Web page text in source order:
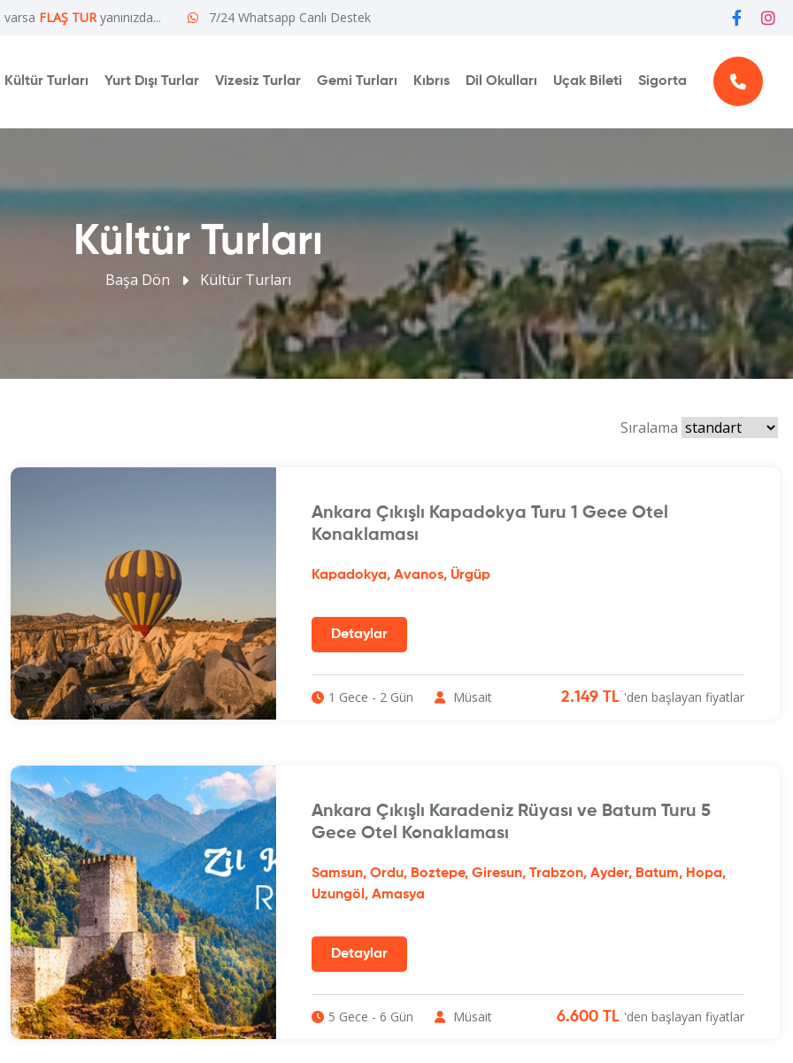
varsa FLAŞ TURyanınızda... 7/24 Whatsapp Canlı Destek
Kültür Turları Yurt Dışı Turlar Vizesiz Turlar Gemi Turları Kıbrıs Dil Okulları Uçak Bileti Sigorta
Kültür Turları
Başa Dön Kültür Turları
Sıralama
Ankara Çıkışlı Kapadokya Turu 1 Gece Otel
Konaklaması
Kapadokya, Avanos, Ürgüp
1 Gece - 2 Gün Müsait 2.149 TL 'den başlayan fiyatlar
Ankara Çıkışlı Karadeniz Rüyası ve Batum Turu 5
Gece Otel Konaklaması
Samsun, Ordu, Boztepe, Giresun, Trabzon, Ayder, Batum, Hopa,
Uzungöl, Amasya
5 Gece - 6 Gün Müsait 6.600 TL 'den başlayan fiyatlar